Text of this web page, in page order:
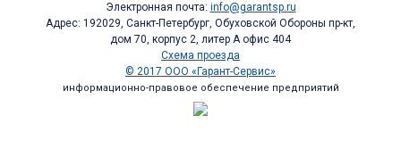
Электронная почта: info@garantsp.ru
Адрес: 192029, Санкт-Петербург, Обуховской Обороны пр-кт,
дом 70, корпус 2, литер А офис 404
Схема проезда
© 2017 ООО «Гарант-Сервис»
информационно-правовое обеспечение предприятий